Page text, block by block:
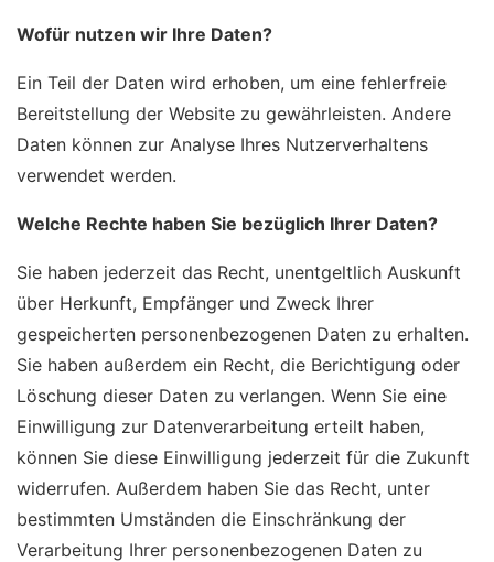
Wofür nutzen wir Ihre Daten?
Ein Teil der Daten wird erhoben, um eine fehlerfreie
Bereitstellung der Website zu gewährleisten. Andere
Daten können zur Analyse Ihres Nutzerverhaltens
verwendet werden.
Welche Rechte haben Sie bezüglich Ihrer Daten?
Sie haben jederzeit das Recht, unentgeltlich Auskunft
über Herkunft, Empfänger und Zweck Ihrer
gespeicherten personenbezogenen Daten zu erhalten.
Sie haben außerdem ein Recht, die Berichtigung oder
Löschung dieser Daten zu verlangen. Wenn Sie eine
Einwilligung zur Datenverarbeitung erteilt haben,
können Sie diese Einwilligung jederzeit für die Zukunft
widerrufen. Außerdem haben Sie das Recht, unter
bestimmten Umständen die Einschränkung der
Verarbeitung Ihrer personenbezogenen Daten zu